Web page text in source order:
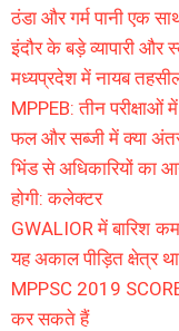
ठंडा और गर्म पानी एक
इंदौर के बड़े व्यापारी
मध्यप्रदेश में नायब
MPPEB: तीन
फल और सब्जी में क्या
भिंड से अधिकारियों का
होगी: कलेक्टर
GWALIOR में बारिश
यह अकाल पीड़ित क्षेत्र था
MPPSC 2019
कर सकते हैं